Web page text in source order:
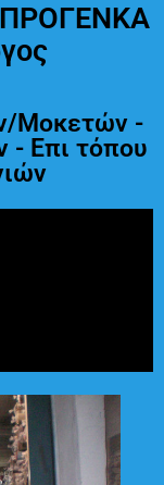
ΠΡΟΓΕΝΚΑ
Μοκετών -
- Επι τόπου